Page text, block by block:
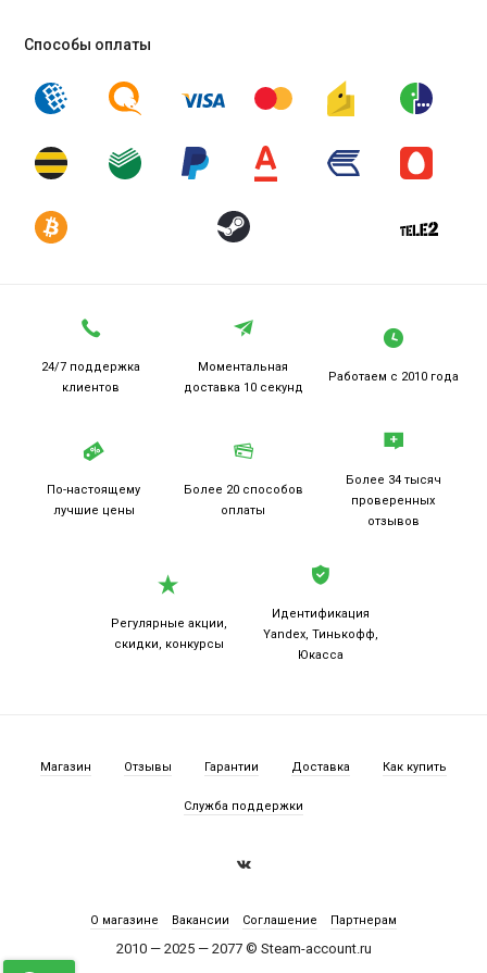
Способы оплаты
24/7 поддержка
клиентов
Моментальная
доставка 10 секунд
Работаем с 2010 года
По-настоящему
лучшие цены
Более 20 способов
оплаты
Более 34 тысяч
проверенных
отзывов
Регулярные акции,
скидки, конкурсы
Идентификация
Yandex, Тинькофф,
Юкасса
Магазин Отзывы Гарантии Доставка Как купить
Служба поддержки
2010 — 2025 — 2077 © Steam-account.ru
О магазине Вакансии Соглашение Партнерам